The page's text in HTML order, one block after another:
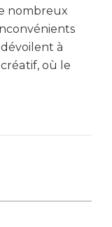
nombreux
à
où le